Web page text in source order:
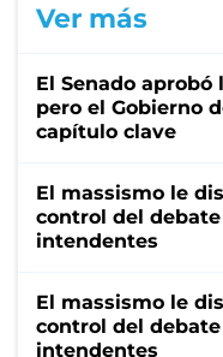
Ver más
El Senado
pero el Gobierno
capítulo clave
El massismo le
control del
intendentes
El massismo le
control del
intendentes